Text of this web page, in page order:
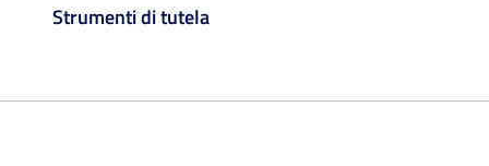
Strumenti di tutela